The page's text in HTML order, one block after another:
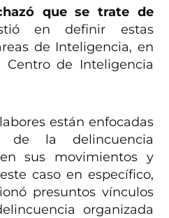
que se trate de
en definir estas
de Inteligencia, en
Centro de Inteligencia
están enfocadas
la delincuencia
sus movimientos y
caso en específico,
presuntos vínculos
organizada